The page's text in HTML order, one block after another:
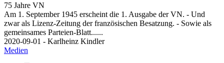
75 Jahre VN
Am 1. September 1945 erscheint die 1. Ausgabe der VN. - Und
zwar als Lizenz-Zeitung der französischen Besatzung. - Sowie als
gemeinsames Parteien-Blatt......
2020-09-01 - Karlheinz Kindler
Medien